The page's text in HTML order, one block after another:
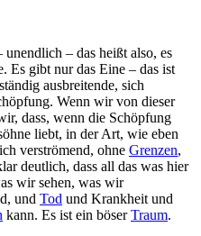
unendlich – das heißt also, es
Es gibt nur das Eine – das ist
ausbreitende, sich
Wenn wir von dieser
dass, wenn die Schöpfung
liebt, in der Art, wie eben
verströmend, ohne Grenzen,
deutlich, dass all das was hier
wir sehen, was wir
und Tod und Krankheit und
kann. Es ist ein böserTraum.